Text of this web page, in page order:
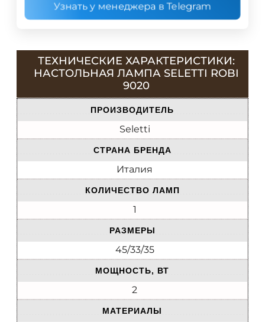
Узнать у менеджера в Telegram
ТЕХНИЧЕСКИЕ ХАРАКТЕРИСТИКИ:
НАСТОЛЬНАЯ ЛАМПА SELETTI ROBI
9020
ПРОИЗВОДИТЕЛЬ
Seletti
СТРАНА БРЕНДА
Италия
КОЛИЧЕСТВО ЛАМП
1
РАЗМЕРЫ
45/33/35
МОЩНОСТЬ, ВТ
2
МАТЕРИАЛЫ